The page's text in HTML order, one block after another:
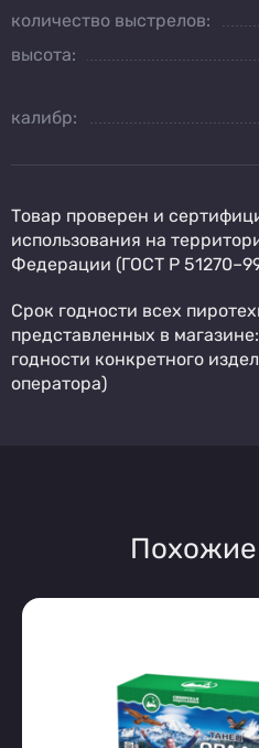
количество выстрелов:
высота:
калибр:
Товар проверен и
использования на
Федерации (ГОСТ Р
Срок годности всех
представленных в
годности конкретного
оператора)